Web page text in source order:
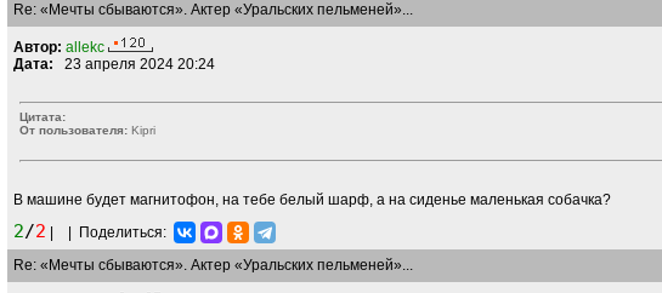
Re: «Мечты сбываются». Актер «Уральских пельменей»...
Автор: allekc
Дата: 23 апреля 2024 20:24
Цитата:
От пользователя: Kipri
В машине будет магнитофон, на тебе белый шарф, а на сиденье маленькая собачка?
2/2
Поделиться:
Re: «Мечты сбываются». Актер «Уральских пельменей»...